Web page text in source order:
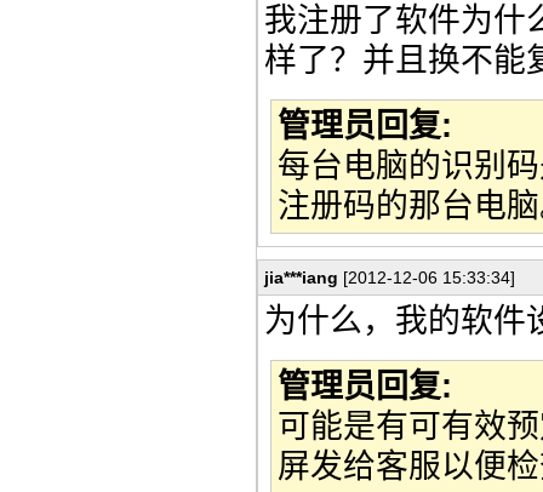
我注册了软件为什
样了？并且换不能
管理员回复:
每台电脑的识别
注册码的那台电
jia***iang [2012-12-06 15:33:34]
为什么，我的软件
管理员回复:
可能是有可有效
屏发给客服以便